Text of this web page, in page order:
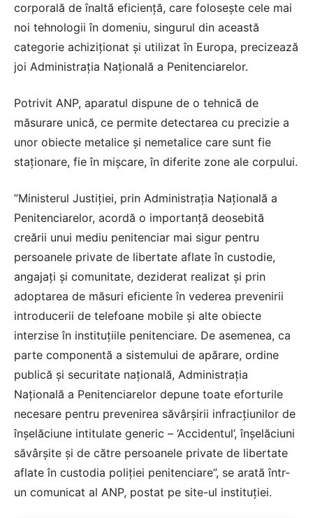
corporală de înaltă eficienţă, care foloseşte cele mai
noi tehnologii în domeniu, singurul din această
categorie achiziţionat şi utilizat în Europa, precizează
joi Administraţia Naţională a Penitenciarelor.
Potrivit ANP, aparatul dispune de o tehnică de
măsurare unică, ce permite detectarea cu precizie a
unor obiecte metalice şi nemetalice care sunt fie
staţionare, fie în mişcare, în diferite zone ale corpului.
”Ministerul Justiţiei, prin Administraţia Naţională a
Penitenciarelor, acordă o importanţă deosebită
creării unui mediu penitenciar mai sigur pentru
persoanele private de libertate aflate în custodie,
angajaţi şi comunitate, deziderat realizat şi prin
adoptarea de măsuri eficiente în vederea prevenirii
introducerii de telefoane mobile şi alte obiecte
interzise în instituţiile penitenciare. De asemenea, ca
parte componentă a sistemului de apărare, ordine
publică şi securitate naţională, Administraţia
Naţională a Penitenciarelor depune toate eforturile
necesare pentru prevenirea săvârşirii infracţiunilor de
înşelăciune intitulate generic – ‘Accidentul’, înşelăciuni
săvârşite şi de către persoanele private de libertate
aflate în custodia poliţiei penitenciare”, se arată într-
un comunicat al ANP, postat pe site-ul instituţiei.